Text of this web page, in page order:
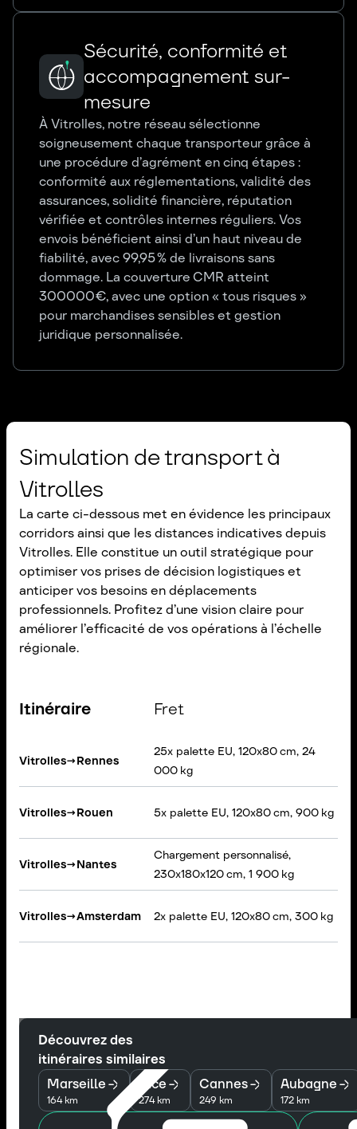
Sécurité, conformité et
accompagnement sur-
mesure
À Vitrolles, notre réseau sélectionne
soigneusement chaque transporteur grâce à
une procédure d’agrément en cinq étapes :
conformité aux réglementations, validité des
assurances, solidité financière, réputation
vérifiée et contrôles internes réguliers. Vos
envois bénéficient ainsi d’un haut niveau de
fiabilité, avec 99,95 % de livraisons sans
dommage. La couverture CMR atteint
300 000 €, avec une option « tous risques »
pour marchandises sensibles et gestion
juridique personnalisée.
Simulation de transport à
Vitrolles
La carte ci-dessous met en évidence les principaux
corridors ainsi que les distances indicatives depuis
Vitrolles. Elle constitue un outil stratégique pour
optimiser vos prises de décision logistiques et
anticiper vos besoins en déplacements
professionnels. Profitez d’une vision claire pour
améliorer l’efficacité de vos opérations à l’échelle
régionale.
Itinéraire Fret
Vitrolles→Rennes
25x palette EU, 120x80 cm, 24
000 kg
Vitrolles→Rouen 5x palette EU, 120x80 cm, 900 kg
Vitrolles→Nantes
Chargement personnalisé,
230x180x120 cm, 1 900 kg
Vitrolles→Amsterdam 2x palette EU, 120x80 cm, 300 kg
Découvrez des
itinéraires similaires
Marseille
164 km
Nice
274 km
Cannes
249 km
Aubagne
172 km
Amsterdam
1148 km